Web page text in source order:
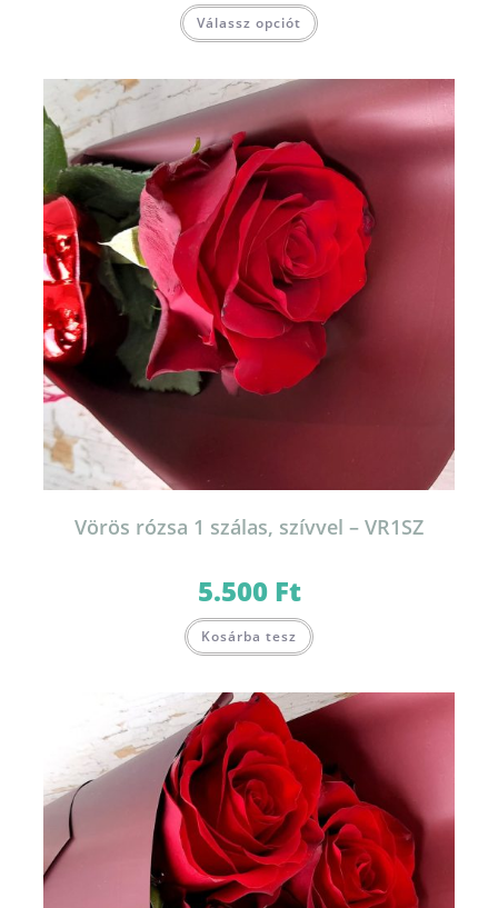
Válassz opciót
Vörös rózsa 1 szálas, szívvel – VR1SZ
5.500 Ft
Kosárba tesz